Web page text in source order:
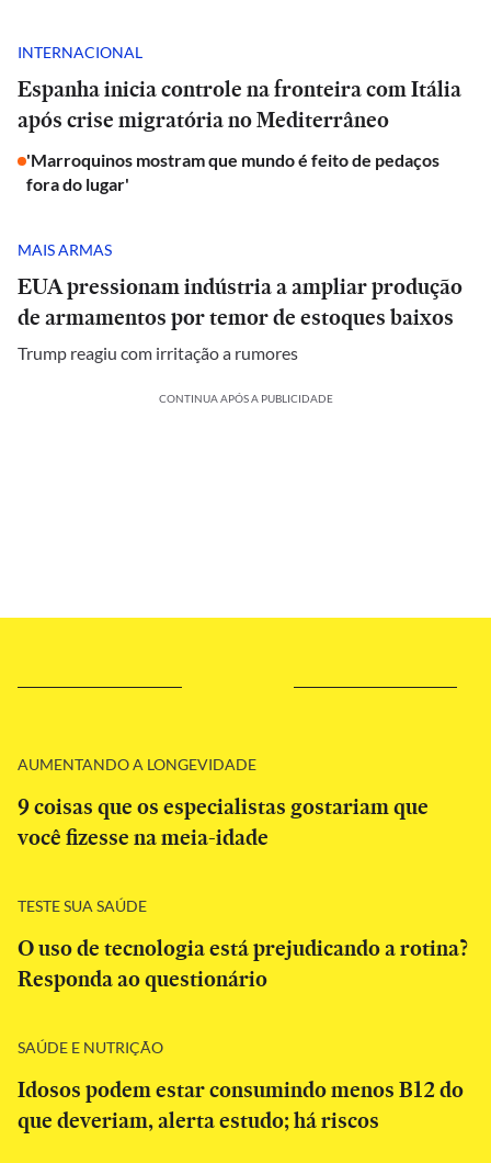
INTERNACIONAL
Espanha inicia controle na fronteira com Itália
após crise migratória no Mediterrâneo
'Marroquinos mostram que mundo é feito de pedaços
fora do lugar'
MAIS ARMAS
EUA pressionam indústria a ampliar produção
de armamentos por temor de estoques baixos
Trump reagiu com irritação a rumores
CONTINUA APÓS A PUBLICIDADE
AUMENTANDO A LONGEVIDADE
9 coisas que os especialistas gostariam que
você fizesse na meia-idade
TESTE SUA SAÚDE
O uso de tecnologia está prejudicando a rotina?
Responda ao questionário
SAÚDE E NUTRIÇÃO
Idosos podem estar consumindo menos B12 do
que deveriam, alerta estudo; há riscos